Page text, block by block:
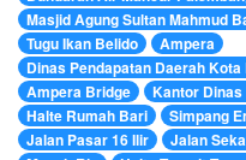
Masjid Agung Sultan Mahmud
Tugu Ikan Belido
Ampera
Dinas Pendapatan Daerah
Ampera Bridge
Kantor
Halte Rumah Bari
Simpang
Jalan Pasar 16 Ilir
Jalan